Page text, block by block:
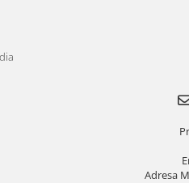
Adresa